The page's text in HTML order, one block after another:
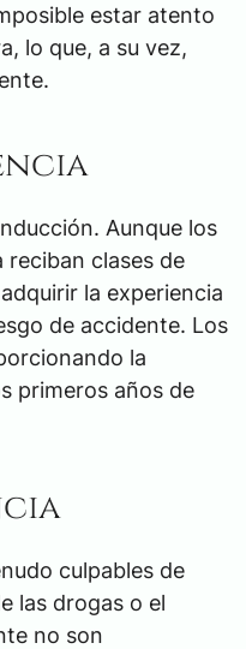
estar atento
lo que, a su vez,
Aunque los
reciban clases de
la experiencia
de accidente. Los
la
primeros años de
culpables de
las drogas o el
no son